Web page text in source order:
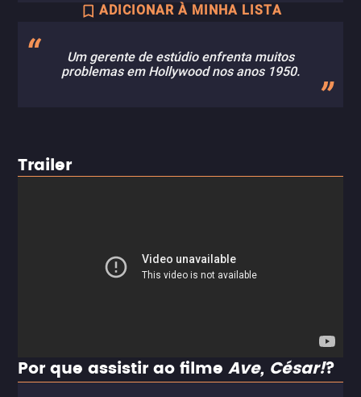
ADICIONAR À MINHA LISTA
Um gerente de estúdio enfrenta muitos
problemas em Hollywood nos anos 1950.
Trailer
Por que assistir ao filme Ave, César!?